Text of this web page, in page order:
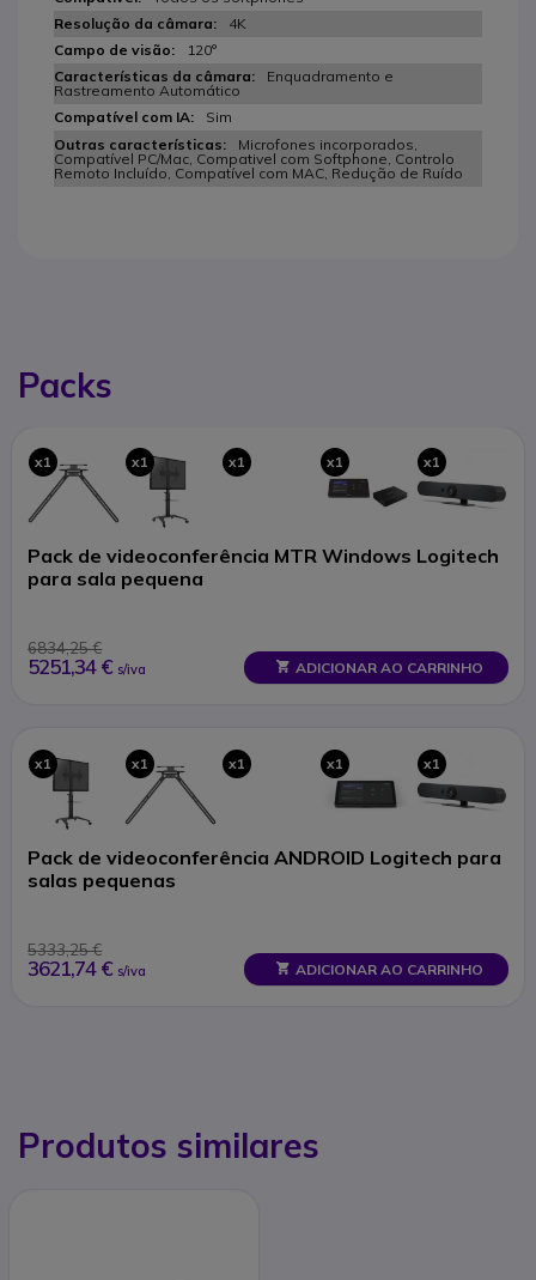
4K
120°
Enquadramento e
Rastreamento Automático
Sim
Microfones incorporados,
Compatível PC/Mac, Compativel com Softphone, Controlo
Remoto Incluído, Compatível com MAC, Redução de Ruído
Packs
x1 x1 x1 x1 x1
Pack de videoconferência MTR Windows Logitech
para sala pequena
6834,25 €
5251,34 € s/iva ADICIONAR AO CARRINHO
x1 x1 x1 x1 x1
Pack de videoconferência ANDROID Logitech para
salas pequenas
5333,25 €
3621,74 € s/iva ADICIONAR AO CARRINHO
Produtos similares